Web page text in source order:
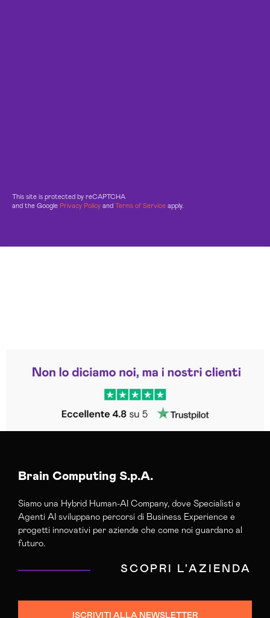
This site is protected by reCAPTCHA
and the Google Privacy Policy and Terms of Service apply.
Trustpilot
Brain Computing S.p.A.
Siamo una Hybrid Human-AI Company, dove Specialisti e
Agenti AI sviluppano percorsi di Business Experience e
progetti innovativi per aziende che come noi guardano al
futuro.
SCOPRI L'AZIENDA
ISCRIVITI ALLA NEWSLETTER